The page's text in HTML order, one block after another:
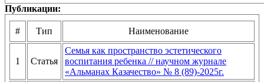
Публикации:
# Тип Наименование
1 Статья
Семья как пространство эстетического
воспитания ребенка // научном журнале
«Альманах Казачество» № 8 (89)-2025г.